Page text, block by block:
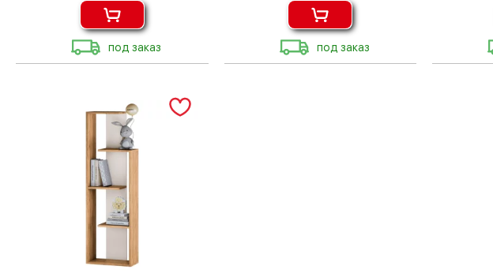
под заказ под заказ